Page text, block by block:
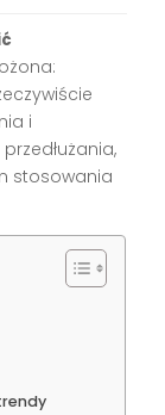
i
stosowania